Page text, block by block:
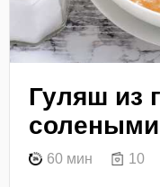
Гуляш из
60 мин 10